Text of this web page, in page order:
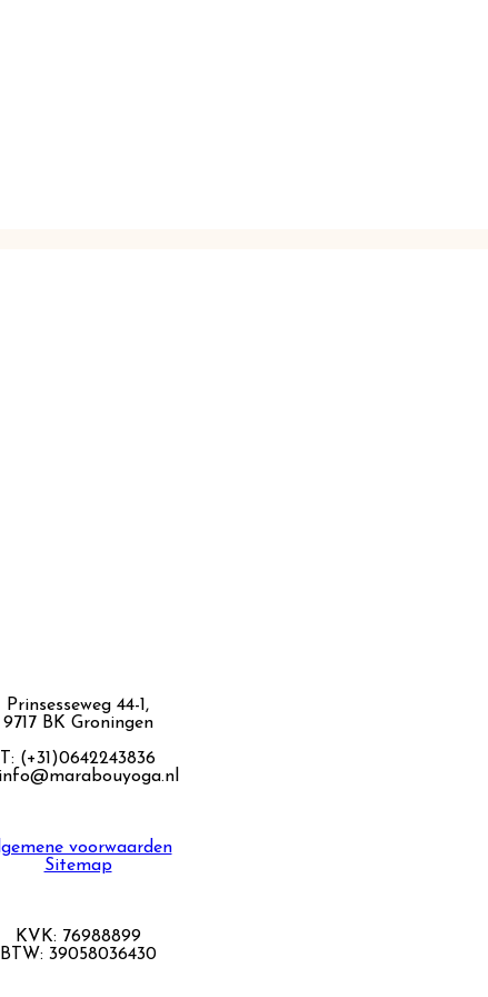
Prinsesseweg 44-1,
9717 BK Groningen
T: (+31)0642243836
voorwaarden
Sitemap
KVK: 76988899
BTW: 39058036430